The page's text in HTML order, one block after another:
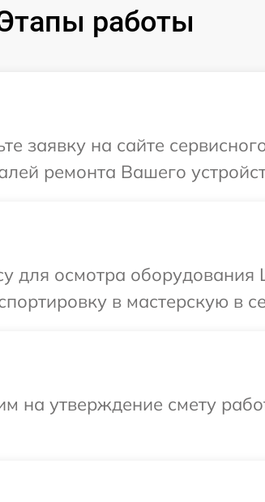
работы
заявку на сайте
ремонта Вашего
осмотра оборудования
в мастерскую в
на утверждение смету